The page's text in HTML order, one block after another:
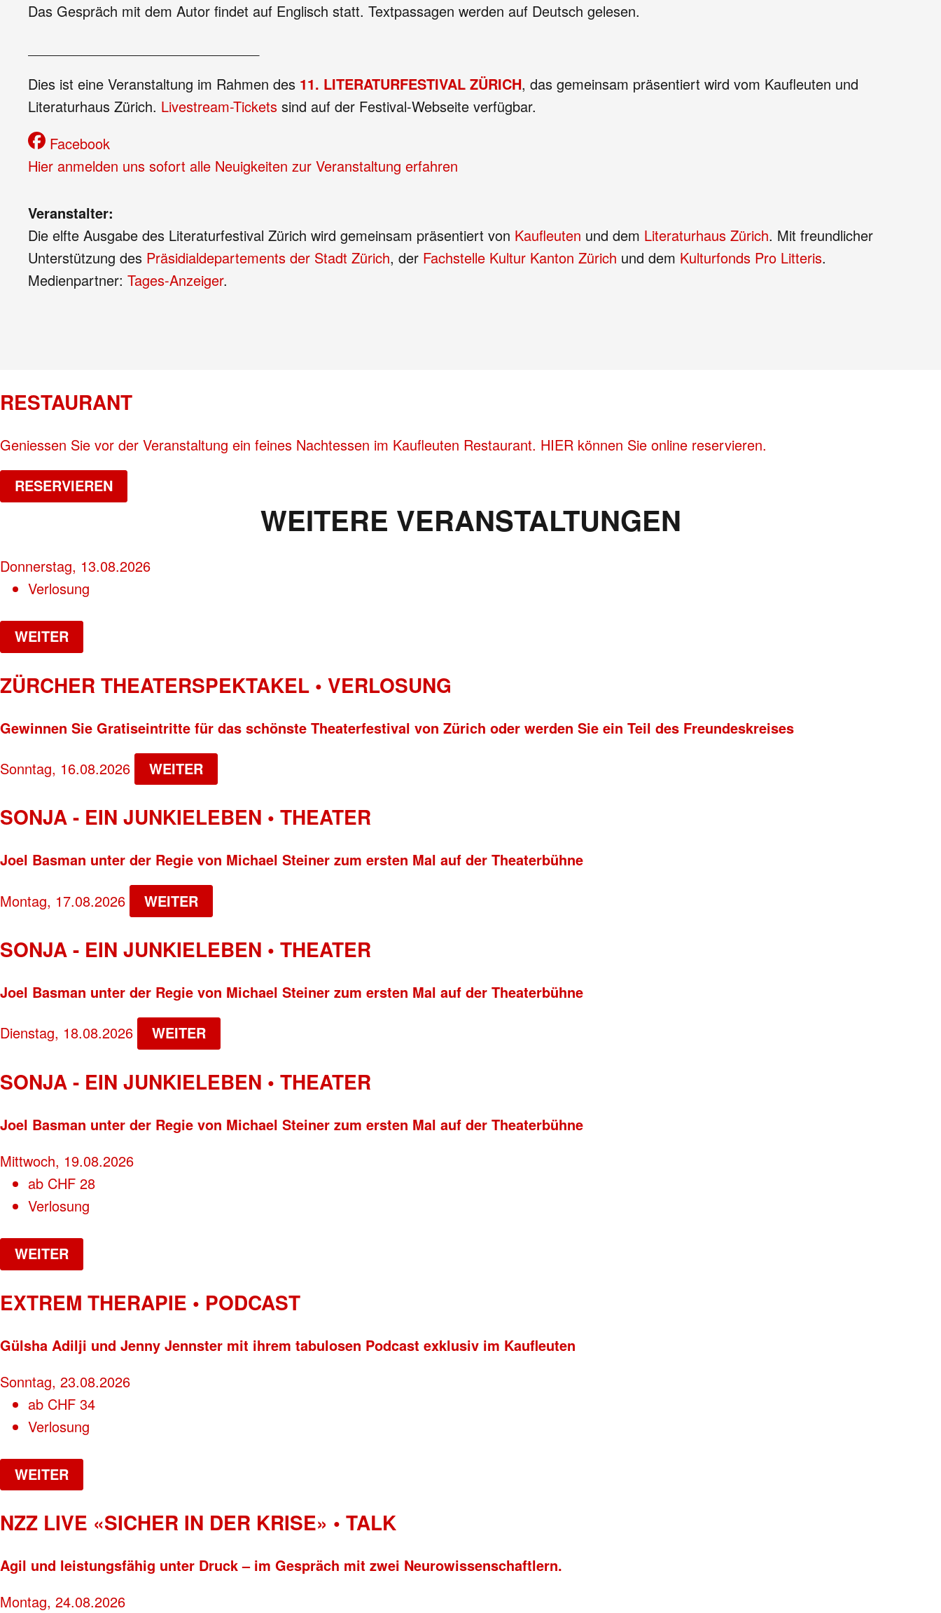
Das Gespräch mit dem Autor findet auf Englisch statt. Textpassagen werden auf Deutsch gelesen.
Dies ist eine Veranstaltung im Rahmen des 11. LITERATURFESTIVAL ZÜRICH, das gemeinsam präsentiert wird vom Kaufleuten und
Literaturhaus Zürich. Livestream-Tickets sind auf der Festival-Webseite verfügbar.
Facebook
Hier anmelden uns sofort alle Neuigkeiten zur Veranstaltung erfahren
Veranstalter:
Die elfte Ausgabe des Literaturfestival Zürich wird gemeinsam präsentiert von Kaufleuten und dem Literaturhaus Zürich. Mit freundlicher
Unterstützung des Präsidialdepartements der Stadt Zürich, der Fachstelle Kultur Kanton Zürich und dem Kulturfonds Pro Litteris.
Medienpartner: Tages-Anzeiger.
RESTAURANT
Geniessen Sie vor der Veranstaltung ein feines Nachtessen im Kaufleuten Restaurant. HIER können Sie online reservieren.
RESERVIEREN
WEITERE VERANSTALTUNGEN
Donnerstag, 13.08.2026
Verlosung
WEITER
ZÜRCHER THEATERSPEKTAKEL • VERLOSUNG
Gewinnen Sie Gratiseintritte für das schönste Theaterfestival von Zürich oder werden Sie ein Teil des Freundeskreises
Sonntag, 16.08.2026 WEITER
SONJA - EIN JUNKIELEBEN • THEATER
Joel Basman unter der Regie von Michael Steiner zum ersten Mal auf der Theaterbühne
Montag, 17.08.2026 WEITER
SONJA - EIN JUNKIELEBEN • THEATER
Joel Basman unter der Regie von Michael Steiner zum ersten Mal auf der Theaterbühne
Dienstag, 18.08.2026 WEITER
SONJA - EIN JUNKIELEBEN • THEATER
Joel Basman unter der Regie von Michael Steiner zum ersten Mal auf der Theaterbühne
Mittwoch, 19.08.2026
ab CHF 28
Verlosung
WEITER
EXTREM THERAPIE • PODCAST
Gülsha Adilji und Jenny Jennster mit ihrem tabulosen Podcast exklusiv im Kaufleuten
Sonntag, 23.08.2026
ab CHF 34
Verlosung
WEITER
NZZ LIVE «SICHER IN DER KRISE» • TALK
Agil und leistungsfähig unter Druck – im Gespräch mit zwei Neurowissenschaftlern.
Montag, 24.08.2026